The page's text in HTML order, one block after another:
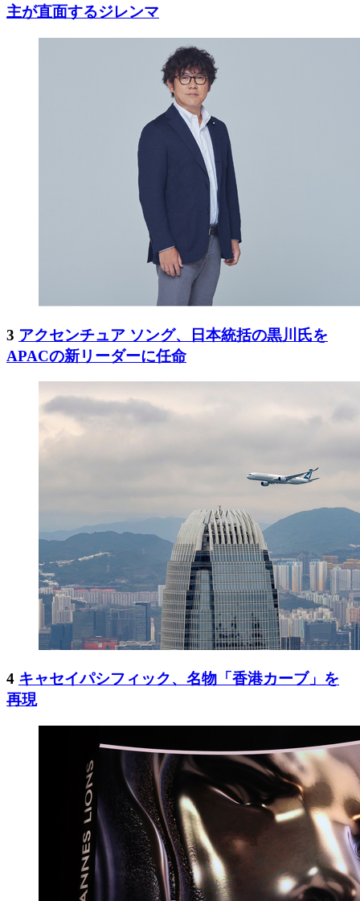
主が直面するジレンマ
3 アクセンチュア ソング、日本統括の黒川氏を
APACの新リーダーに任命
4 キャセイパシフィック、名物「香港カーブ」を
再現